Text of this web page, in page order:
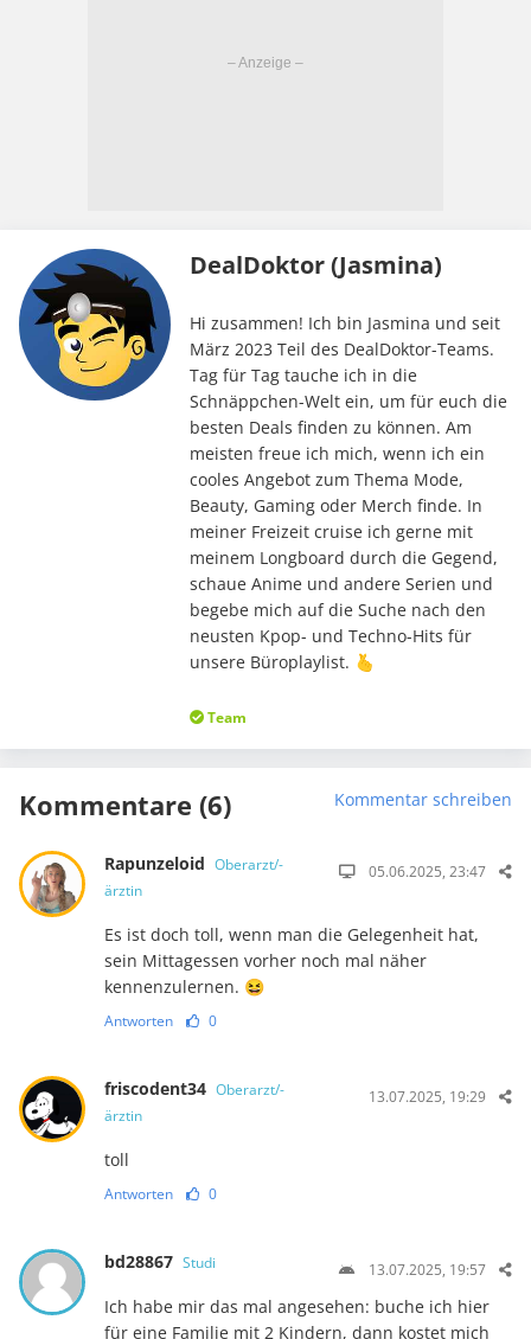
DealDoktor (Jasmina)
Hi zusammen! Ich bin Jasmina und seit
März 2023 Teil des DealDoktor-Teams.
Tag für Tag tauche ich in die
Schnäppchen-Welt ein, um für euch die
besten Deals finden zu können. Am
meisten freue ich mich, wenn ich ein
cooles Angebot zum Thema Mode,
Beauty, Gaming oder Merch finde. In
meiner Freizeit cruise ich gerne mit
meinem Longboard durch die Gegend,
schaue Anime und andere Serien und
begebe mich auf die Suche nach den
neusten Kpop- und Techno-Hits für
unsere Büroplaylist. 🫰
Team
Kommentare (6) Kommentar schreiben
Rapunzeloid Oberarzt/-
ärztin
05.06.2025, 23:47
Es ist doch toll, wenn man die Gelegenheit hat,
sein Mittagessen vorher noch mal näher
kennenzulernen. 😆
Antworten 0
friscodent34 Oberarzt/-
ärztin
13.07.2025, 19:29
toll
Antworten 0
bd28867 Studi 13.07.2025, 19:57
Ich habe mir das mal angesehen: buche ich hier
für eine Familie mit 2 Kindern, dann kostet mich